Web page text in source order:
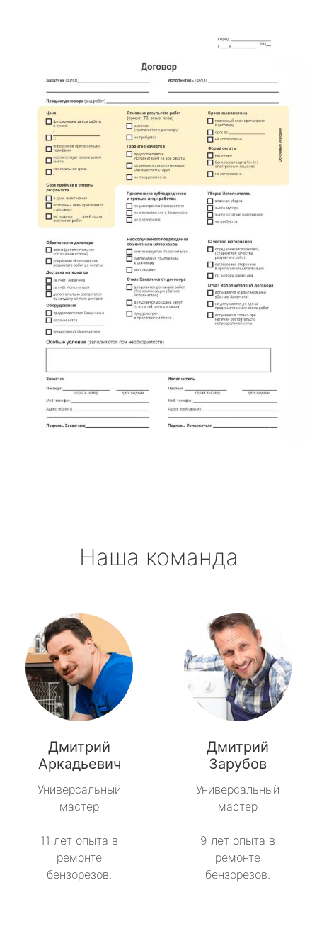
Наша команда
Дмитрий
Аркадьевич
Универсальный
мастер
11 лет опыта в
ремонте
бензорезов.
Дмитрий
Зарубов
Универсальный
мастер
9 лет опыта в
ремонте
бензорезов.